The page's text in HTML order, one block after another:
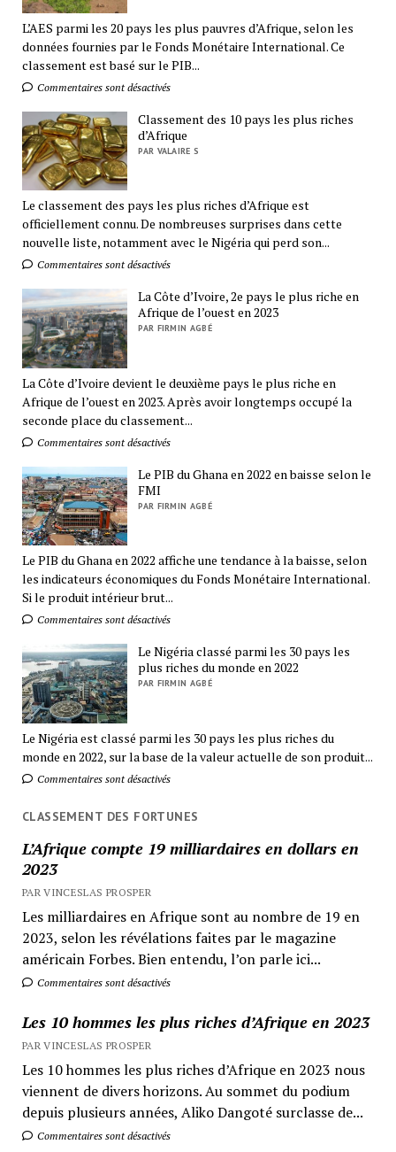
L’AES parmi les 20 pays les plus pauvres d’Afrique, selon les
données fournies par le Fonds Monétaire International. Ce
classement est basé sur le PIB...
Commentaires sont désactivés
Classement des 10 pays les plus riches
d’Afrique
PAR VALAIRE S
Le classement des pays les plus riches d’Afrique est
officiellement connu. De nombreuses surprises dans cette
nouvelle liste, notamment avec le Nigéria qui perd son...
Commentaires sont désactivés
La Côte d’Ivoire, 2e pays le plus riche en
Afrique de l’ouest en 2023
PAR FIRMIN AGBÉ
La Côte d’Ivoire devient le deuxième pays le plus riche en
Afrique de l’ouest en 2023. Après avoir longtemps occupé la
seconde place du classement...
Commentaires sont désactivés
Le PIB du Ghana en 2022 en baisse selon le
FMI
PAR FIRMIN AGBÉ
Le PIB du Ghana en 2022 affiche une tendance à la baisse, selon
les indicateurs économiques du Fonds Monétaire International.
Si le produit intérieur brut...
Commentaires sont désactivés
Le Nigéria classé parmi les 30 pays les
plus riches du monde en 2022
PAR FIRMIN AGBÉ
Le Nigéria est classé parmi les 30 pays les plus riches du
monde en 2022, sur la base de la valeur actuelle de son produit...
Commentaires sont désactivés
CLASSEMENT DES FORTUNES
L’Afrique compte 19 milliardaires en dollars en
2023
PAR VINCESLAS PROSPER
Les milliardaires en Afrique sont au nombre de 19 en
2023, selon les révélations faites par le magazine
américain Forbes. Bien entendu, l’on parle ici...
Commentaires sont désactivés
Les 10 hommes les plus riches d’Afrique en 2023
PAR VINCESLAS PROSPER
Les 10 hommes les plus riches d’Afrique en 2023 nous
viennent de divers horizons. Au sommet du podium
depuis plusieurs années, Aliko Dangoté surclasse de...
Commentaires sont désactivés